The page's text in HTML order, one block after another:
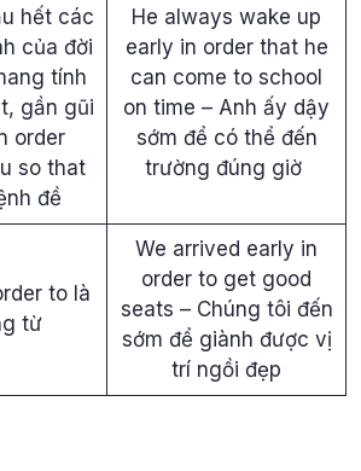
hết các
của đời
tính
gần gũi
order
so that
đề
He always wake up
early in order that he
can come to school
on time – Anh ấy dậy
sớm để có thể đến
trường đúng giờ
to là
từ
We arrived early in
order to get good
seats – Chúng tôi đến
sớm để giành được vị
trí ngồi đẹp